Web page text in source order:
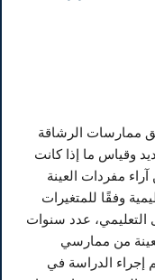
ممارسات الرشاقة
وقياس ما إذا كانت
مفردات العينة
وفقًا للمتغيرات
التعليمي، عدد سنوات
من ممارسي
54 ممارسًا، وتم إجراء الدراسة في